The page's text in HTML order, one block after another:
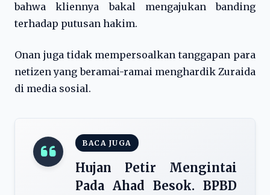
bahwa kliennya bakal mengajukan banding
terhadap putusan hakim.
Onan juga tidak mempersoalkan tanggapan para
netizen yang beramai-ramai menghardik Zuraida
di media sosial.
BACA JUGA
Hujan Petir Mengintai
Pada Ahad Besok. BPBD